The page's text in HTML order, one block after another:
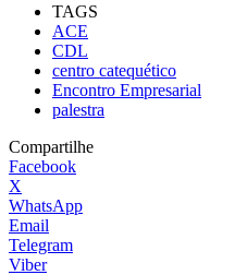
TAGS
ACE
CDL
centro catequético
Encontro Empresarial
palestra
Compartilhe
Facebook
X
WhatsApp
Email
Telegram
Viber